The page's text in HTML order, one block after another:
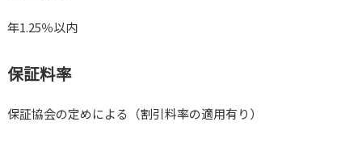
年1.25％以内
保証料率
保証協会の定めによる（割引料率の適用有り）